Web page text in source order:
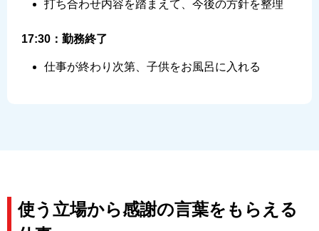
打ち合わせ内容を踏まえて、今後の方針を整理
17:30：勤務終了
仕事が終わり次第、子供をお風呂に入れる
使う立場から感謝の言葉をもらえる